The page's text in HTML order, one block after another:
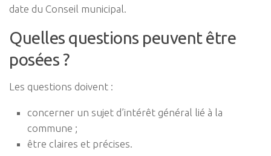
date du Conseil municipal.
Quelles questions peuvent être
posées ?
Les questions doivent :
concerner un sujet d’intérêt général lié à la
commune ;
être claires et précises.